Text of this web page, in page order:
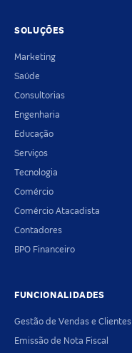
SOLUÇÕES
Marketing
Saúde
Consultorias
Engenharia
Educação
Serviços
Tecnologia
Comércio
Comércio Atacadista
Contadores
BPO Financeiro
FUNCIONALIDADES
Gestão de Vendas e Clientes
Emissão de Nota Fiscal